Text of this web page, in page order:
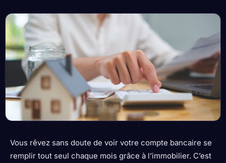
Vous rêvez sans doute de voir votre compte bancaire se
remplir tout seul chaque mois grâce à l’immobilier. C’est